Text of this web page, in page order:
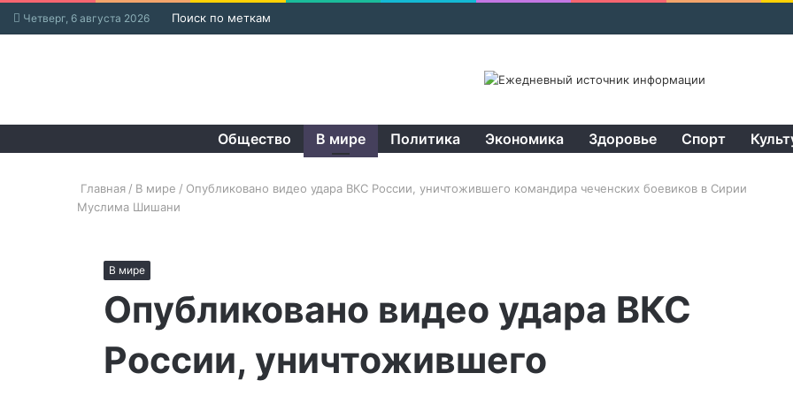
Четверг, 6 августа 2026 Поиск по меткам
Общество В мире Политика Экономика Здоровье Спорт
Главная / В мире / Опубликовано видео удара ВКС России, уничтожившего командира чеченских боевиков в Сирии
Муслима Шишани
В мире
Опубликовано видео удара ВКС
России, уничтожившего